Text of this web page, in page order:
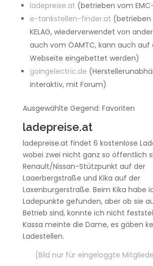
ladepreise.at (betrieben vom
e-tankstellen-finder.at (betrieben
KELAG, wiederverwendet von
auch vom ÖAMTC, kann auch auf
Webseite eingebettet werden)
goingelectric.de
interaktiv, mit Forum)
Ausgewählte Gegend: Favoriten
ladepreise.at
ladepreise.at findet 6 kostenlose
wobei zwei nicht ganz so öffentlich
Renault/Nissan-Stützpunkt auf der
Laaerbergstraße und Kika auf der
Laxenburgerstraße. Beim Kika habe
Ladepunkte gefunden, aber ob sie
Betrieb sind, konnte ich nicht
Kassa meinte die Dame, es gäben
Ladestellen.
[Bild nur für eingeloggte